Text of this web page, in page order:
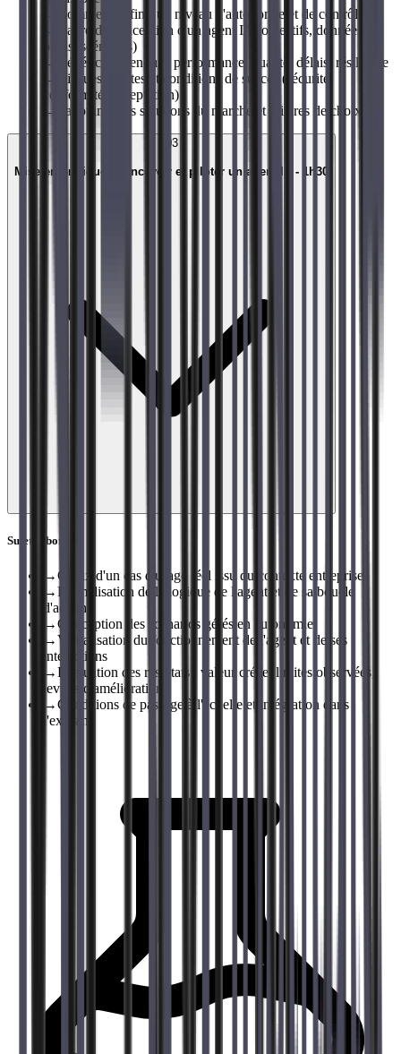
Comment définir un niveau d'autonomie et de contrôle
→
Cadre de conception d'un agent IA (objectifs, données,
outils, scénarios)
→
Bénéfices attendus : performance, qualité, délais, résilience
→
Risques, limites et conditions de succès (sécurité,
conformité, acceptation)
→
Panorama des solutions du marché et critères de choix
03
Mise en pratique : concevoir et piloter un agent IA - 1h30
Sujets abordés
→Choix d'un cas d'usage réel issu du contexte entreprise
→Formalisation de la logique de l'agent et de sa boucle
d'action
→Conception des scénarios gérés en autonomie
→Visualisation du fonctionnement de l'agent et de ses
interactions
→Évaluation des résultats : valeur créée, limites observées,
leviers d'amélioration
→Conditions de passage à l'échelle et intégration dans
l'existant